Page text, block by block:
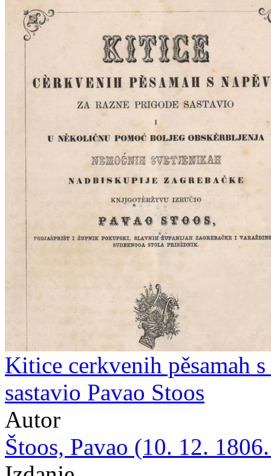
Kitice cerkvenih pěsamah
sastavio Pavao Stoos
Autor
Štoos, Pavao (10. 12.